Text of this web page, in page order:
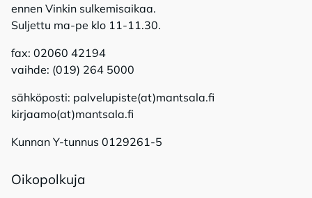
ennen Vinkin sulkemisaikaa.
Suljettu ma-pe klo 11-11.30.
fax: 02060 42194
vaihde: (019) 264 5000
sähköposti: palvelupiste(at)mantsala.fi
kirjaamo(at)mantsala.fi
Kunnan Y-tunnus 0129261-5
Oi­ko­pol­ku­ja